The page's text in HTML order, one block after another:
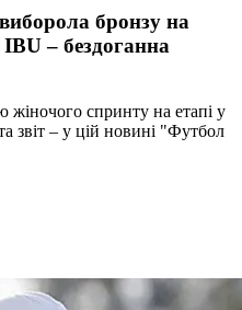
бронзу на
– бездоганна
жіночого спринту на етапі у
звіт – у цій новині "Футбол